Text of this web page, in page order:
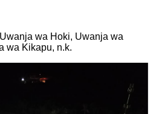
wa Hoki, Uwanja wa
wa Kikapu, n.k.